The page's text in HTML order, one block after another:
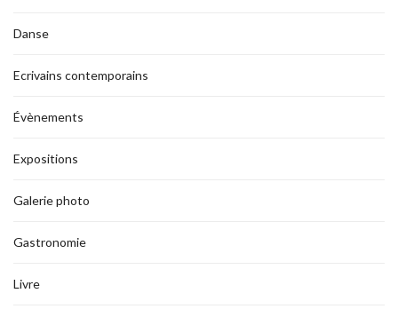
Danse
Ecrivains contemporains
Évènements
Expositions
Galerie photo
Gastronomie
Livre